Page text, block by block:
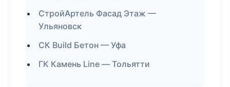
СтройАртель Фасад Этаж —
Ульяновск
СК Build Бетон — Уфа
ГК Камень Line — Тольятти